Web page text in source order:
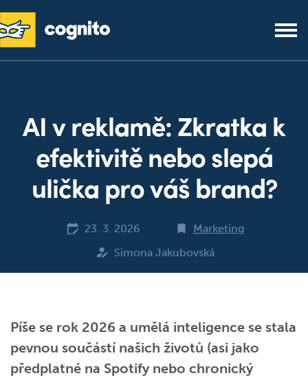
AI v reklamě: Zkratka k
efektivitě nebo slepá
ulička pro váš brand?
23. 3. 2026
Marketing
Simona Jakubovská
Píše se rok 2026 a umělá inteligence se stala
pevnou součástí našich životů (asi jako
předplatné na Spotify nebo chronický